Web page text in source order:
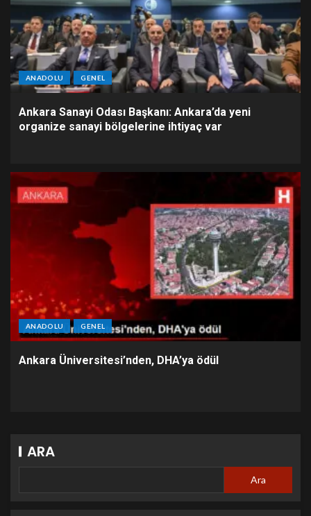
ANADOLU GENEL
Ankara Sanayi Odası Başkanı: Ankara’da yeni
organize sanayi bölgelerine ihtiyaç var
ANADOLU GENEL
Ankara Üniversitesi’nden, DHA’ya ödül
ARA
Ara